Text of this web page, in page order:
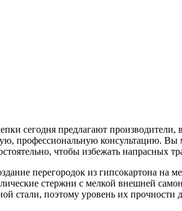
сегодня предлагают
профессиональную консультацию.
чтобы избежать напрасных
перегородок из гипсокартона на
стержни с мелкой внешней
стали, поэтому уровень их